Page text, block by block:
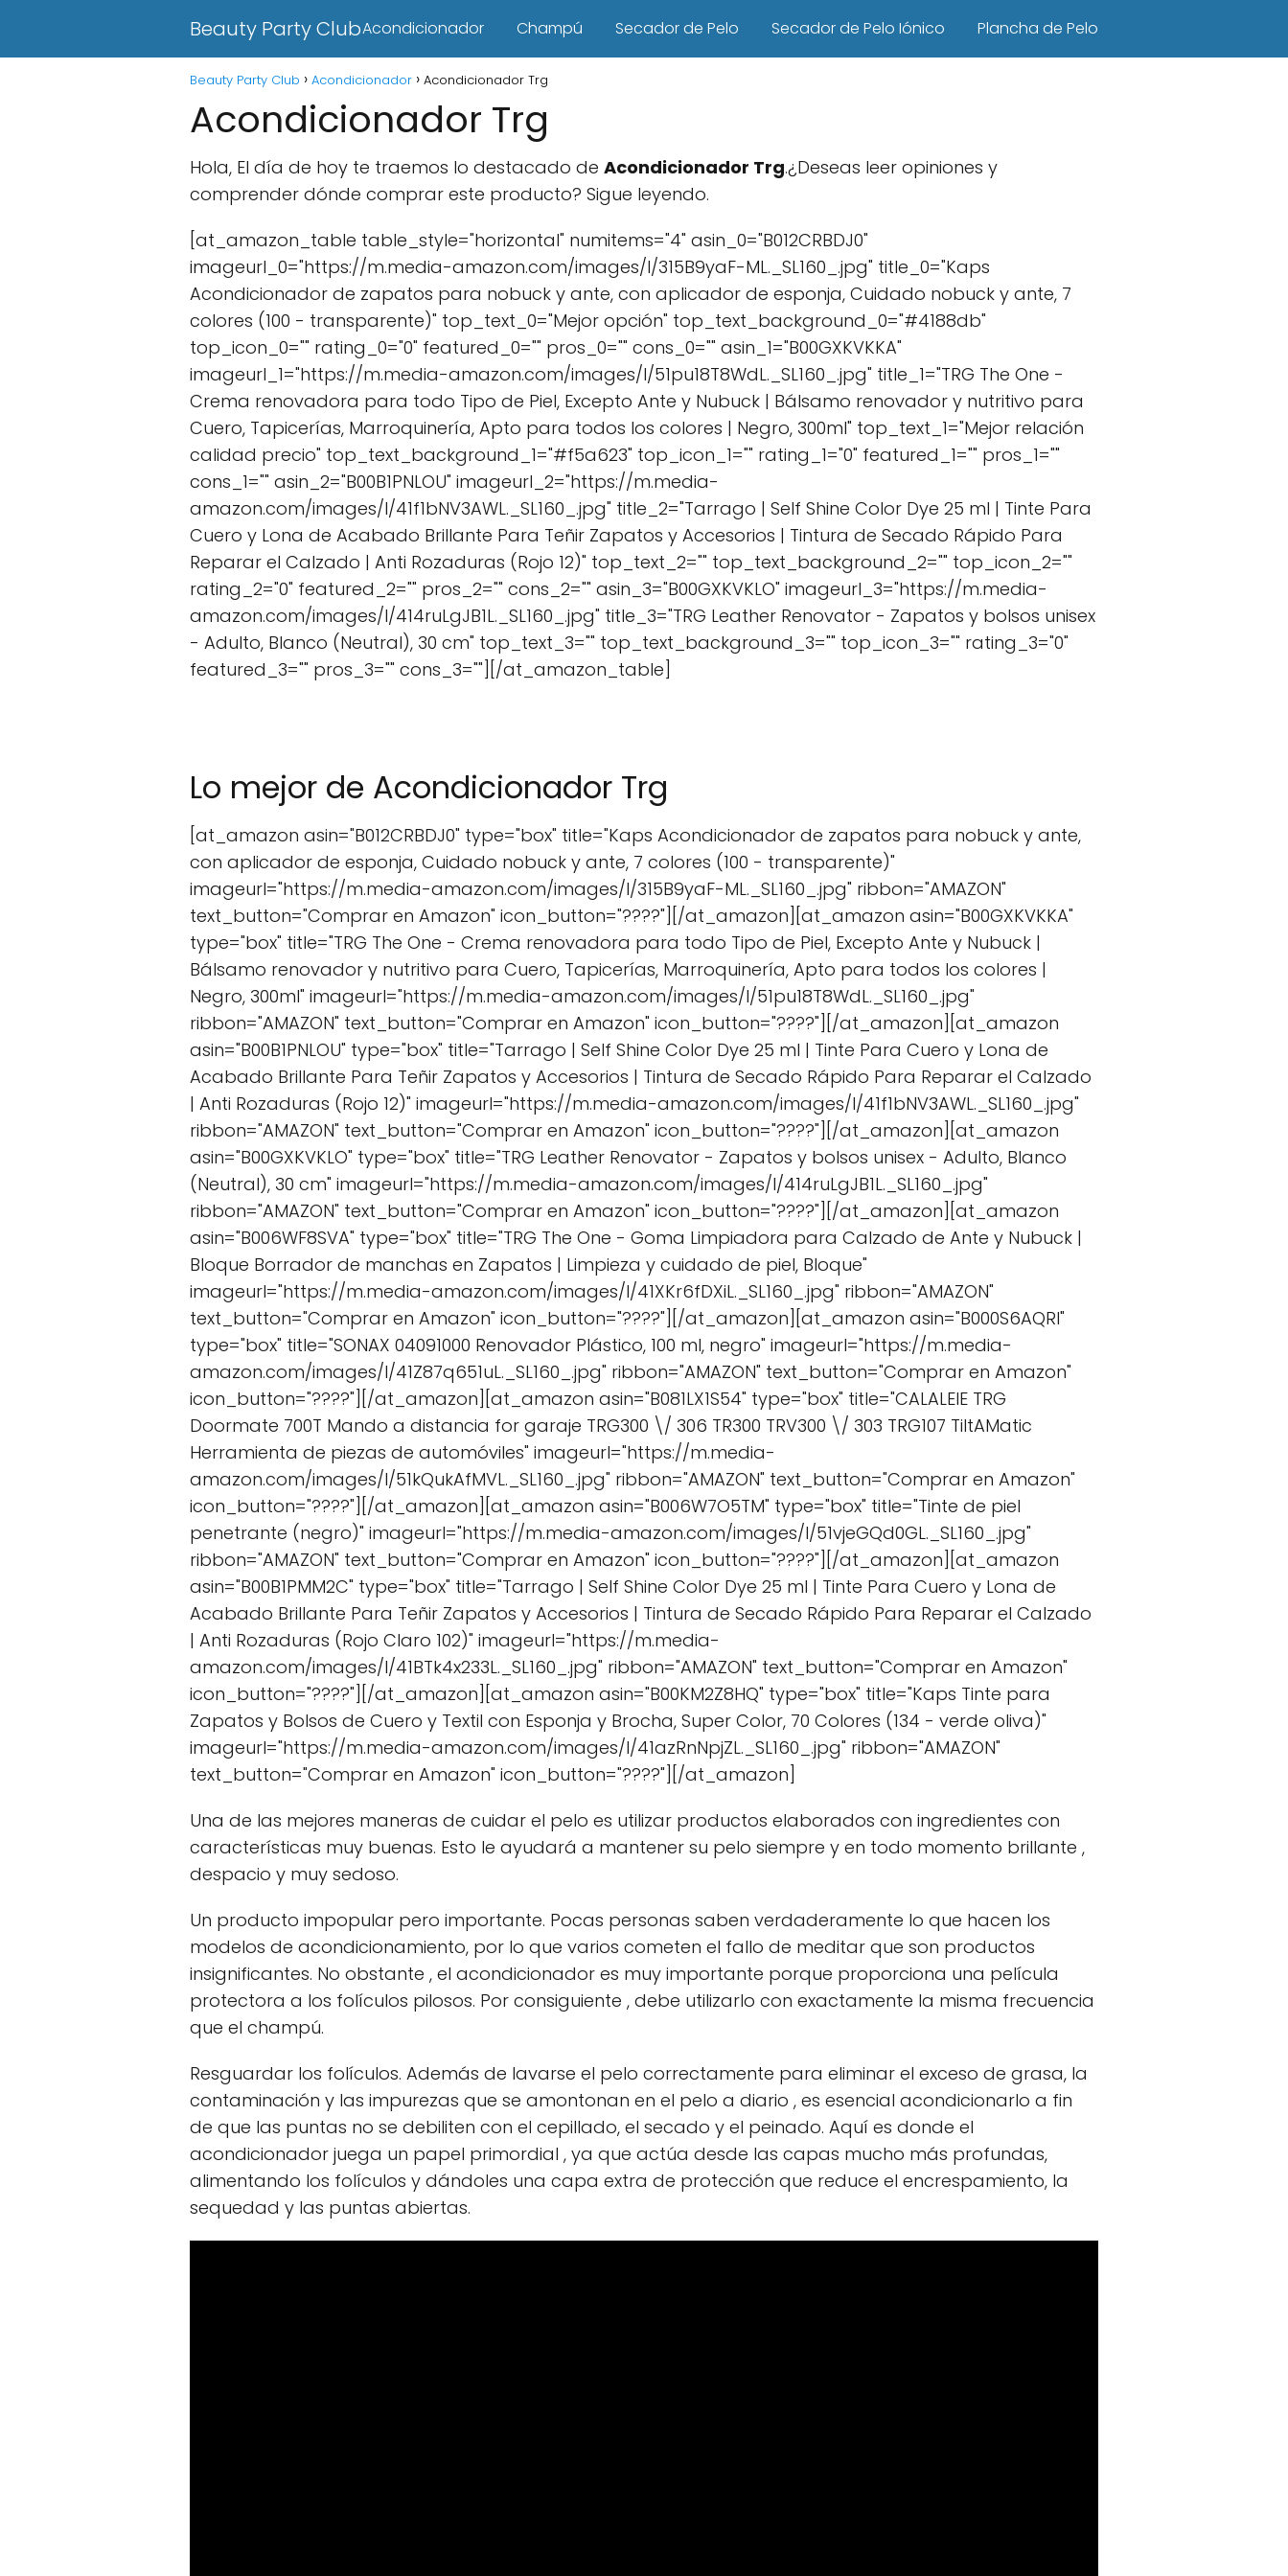
Beauty Party ClubAcondicionador Champú Secador de Pelo Secador de Pelo Iónico Plancha de Pelo
Beauty Party Club Acondicionador Acondicionador Trg
Acondicionador Trg
Hola, El día de hoy te traemos lo destacado de Acondicionador Trg.¿Deseas leer opiniones y
comprender dónde comprar este producto? Sigue leyendo.
[at_amazon_table table_style="horizontal" numitems="4" asin_0="B012CRBDJ0"
imageurl_0="https://m.media-amazon.com/images/I/315B9yaF-ML._SL160_.jpg" title_0="Kaps
Acondicionador de zapatos para nobuck y ante, con aplicador de esponja, Cuidado nobuck y ante, 7
colores (100 - transparente)" top_text_0="Mejor opción" top_text_background_0="#4188db"
top_icon_0="" rating_0="0" featured_0="" pros_0="" cons_0="" asin_1="B00GXKVKKA"
imageurl_1="https://m.media-amazon.com/images/I/51pu18T8WdL._SL160_.jpg" title_1="TRG The One -
Crema renovadora para todo Tipo de Piel, Excepto Ante y Nubuck | Bálsamo renovador y nutritivo para
Cuero, Tapicerías, Marroquinería, Apto para todos los colores | Negro, 300ml" top_text_1="Mejor relación
calidad precio" top_text_background_1="#f5a623" top_icon_1="" rating_1="0" featured_1="" pros_1=""
cons_1="" asin_2="B00B1PNLOU" imageurl_2="https://m.media-
amazon.com/images/I/41f1bNV3AWL._SL160_.jpg" title_2="Tarrago | Self Shine Color Dye 25 ml | Tinte Para
Cuero y Lona de Acabado Brillante Para Teñir Zapatos y Accesorios | Tintura de Secado Rápido Para
Reparar el Calzado | Anti Rozaduras (Rojo 12)" top_text_2="" top_text_background_2="" top_icon_2=""
rating_2="0" featured_2="" pros_2="" cons_2="" asin_3="B00GXKVKLO" imageurl_3="https://m.media-
amazon.com/images/I/414ruLgJB1L._SL160_.jpg" title_3="TRG Leather Renovator - Zapatos y bolsos unisex
- Adulto, Blanco (Neutral), 30 cm" top_text_3="" top_text_background_3="" top_icon_3="" rating_3="0"
featured_3="" pros_3="" cons_3=""][/at_amazon_table]
Lo mejor de Acondicionador Trg
[at_amazon asin="B012CRBDJ0" type="box" title="Kaps Acondicionador de zapatos para nobuck y ante,
con aplicador de esponja, Cuidado nobuck y ante, 7 colores (100 - transparente)"
imageurl="https://m.media-amazon.com/images/I/315B9yaF-ML._SL160_.jpg" ribbon="AMAZON"
text_button="Comprar en Amazon" icon_button="????"][/at_amazon][at_amazon asin="B00GXKVKKA"
type="box" title="TRG The One - Crema renovadora para todo Tipo de Piel, Excepto Ante y Nubuck |
Bálsamo renovador y nutritivo para Cuero, Tapicerías, Marroquinería, Apto para todos los colores |
Negro, 300ml" imageurl="https://m.media-amazon.com/images/I/51pu18T8WdL._SL160_.jpg"
ribbon="AMAZON" text_button="Comprar en Amazon" icon_button="????"][/at_amazon][at_amazon
asin="B00B1PNLOU" type="box" title="Tarrago | Self Shine Color Dye 25 ml | Tinte Para Cuero y Lona de
Acabado Brillante Para Teñir Zapatos y Accesorios | Tintura de Secado Rápido Para Reparar el Calzado
| Anti Rozaduras (Rojo 12)" imageurl="https://m.media-amazon.com/images/I/41f1bNV3AWL._SL160_.jpg"
ribbon="AMAZON" text_button="Comprar en Amazon" icon_button="????"][/at_amazon][at_amazon
asin="B00GXKVKLO" type="box" title="TRG Leather Renovator - Zapatos y bolsos unisex - Adulto, Blanco
(Neutral), 30 cm" imageurl="https://m.media-amazon.com/images/I/414ruLgJB1L._SL160_.jpg"
ribbon="AMAZON" text_button="Comprar en Amazon" icon_button="????"][/at_amazon][at_amazon
asin="B006WF8SVA" type="box" title="TRG The One - Goma Limpiadora para Calzado de Ante y Nubuck |
Bloque Borrador de manchas en Zapatos | Limpieza y cuidado de piel, Bloque"
imageurl="https://m.media-amazon.com/images/I/41XKr6fDXiL._SL160_.jpg" ribbon="AMAZON"
text_button="Comprar en Amazon" icon_button="????"][/at_amazon][at_amazon asin="B000S6AQRI"
type="box" title="SONAX 04091000 Renovador Plástico, 100 ml, negro" imageurl="https://m.media-
amazon.com/images/I/41Z87q651uL._SL160_.jpg" ribbon="AMAZON" text_button="Comprar en Amazon"
icon_button="????"][/at_amazon][at_amazon asin="B081LX1S54" type="box" title="CALALEIE TRG
Doormate 700T Mando a distancia for garaje TRG300 \/ 306 TR300 TRV300 \/ 303 TRG107 TiltAMatic
Herramienta de piezas de automóviles" imageurl="https://m.media-
amazon.com/images/I/51kQukAfMVL._SL160_.jpg" ribbon="AMAZON" text_button="Comprar en Amazon"
icon_button="????"][/at_amazon][at_amazon asin="B006W7O5TM" type="box" title="Tinte de piel
penetrante (negro)" imageurl="https://m.media-amazon.com/images/I/51vjeGQd0GL._SL160_.jpg"
ribbon="AMAZON" text_button="Comprar en Amazon" icon_button="????"][/at_amazon][at_amazon
asin="B00B1PMM2C" type="box" title="Tarrago | Self Shine Color Dye 25 ml | Tinte Para Cuero y Lona de
Acabado Brillante Para Teñir Zapatos y Accesorios | Tintura de Secado Rápido Para Reparar el Calzado
| Anti Rozaduras (Rojo Claro 102)" imageurl="https://m.media-
amazon.com/images/I/41BTk4x233L._SL160_.jpg" ribbon="AMAZON" text_button="Comprar en Amazon"
icon_button="????"][/at_amazon][at_amazon asin="B00KM2Z8HQ" type="box" title="Kaps Tinte para
Zapatos y Bolsos de Cuero y Textil con Esponja y Brocha, Super Color, 70 Colores (134 - verde oliva)"
imageurl="https://m.media-amazon.com/images/I/41azRnNpjZL._SL160_.jpg" ribbon="AMAZON"
text_button="Comprar en Amazon" icon_button="????"][/at_amazon]
Una de las mejores maneras de cuidar el pelo es utilizar productos elaborados con ingredientes con
características muy buenas. Esto le ayudará a mantener su pelo siempre y en todo momento brillante ,
despacio y muy sedoso.
Un producto impopular pero importante. Pocas personas saben verdaderamente lo que hacen los
modelos de acondicionamiento, por lo que varios cometen el fallo de meditar que son productos
insignificantes. No obstante , el acondicionador es muy importante porque proporciona una película
protectora a los folículos pilosos. Por consiguiente , debe utilizarlo con exactamente la misma frecuencia
que el champú.
Resguardar los folículos. Además de lavarse el pelo correctamente para eliminar el exceso de grasa, la
contaminación y las impurezas que se amontonan en el pelo a diario , es esencial acondicionarlo a fin
de que las puntas no se debiliten con el cepillado, el secado y el peinado. Aquí es donde el
acondicionador juega un papel primordial , ya que actúa desde las capas mucho más profundas,
alimentando los folículos y dándoles una capa extra de protección que reduce el encrespamiento, la
sequedad y las puntas abiertas.